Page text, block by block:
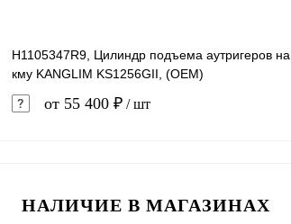
H1105347R9, Цилиндр подъема аутригеров на
кму KANGLIM KS1256GII, (OEM)
от 55 400 ₽ / шт
НАЛИЧИЕ В МАГАЗИНАХ